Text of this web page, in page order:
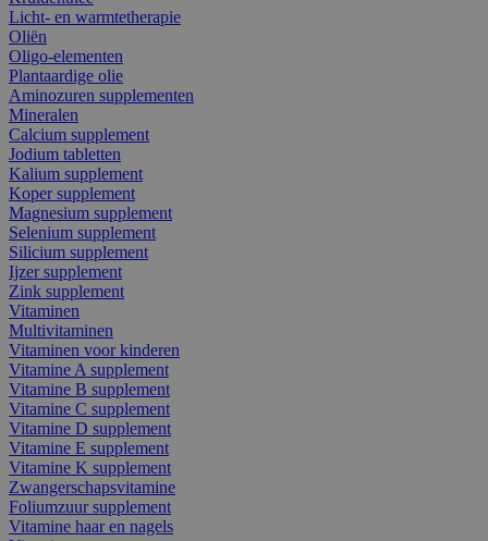
Licht- en warmtetherapie
Oliën
Oligo-elementen
Plantaardige olie
Aminozuren supplementen
Mineralen
Calcium supplement
Jodium tabletten
Kalium supplement
Koper supplement
Magnesium supplement
Selenium supplement
Silicium supplement
Ijzer supplement
Zink supplement
Vitaminen
Multivitaminen
Vitaminen voor kinderen
Vitamine A supplement
Vitamine B supplement
Vitamine C supplement
Vitamine D supplement
Vitamine E supplement
Vitamine K supplement
Zwangerschapsvitamine
Foliumzuur supplement
Vitamine haar en nagels